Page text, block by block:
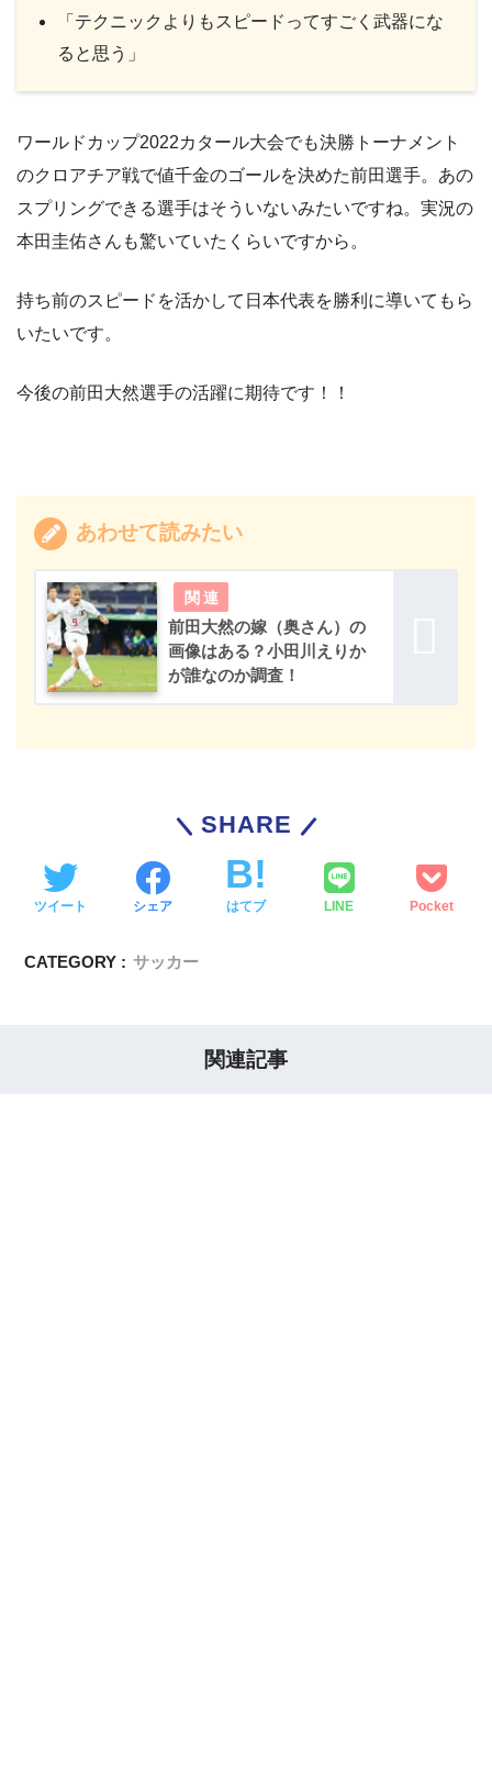
「テクニックよりもスピードってすごく武器にな
ると思う」
ワールドカップ2022カタール大会でも決勝トーナメント
のクロアチア戦で値千金のゴールを決めた前田選手。あの
スプリングできる選手はそういないみたいですね。実況の
本田圭佑さんも驚いていたくらいですから。
持ち前のスピードを活かして日本代表を勝利に導いてもら
いたいです。
今後の前田大然選手の活躍に期待です！！
あわせて読みたい
前田大然の嫁（奥さん）の
画像はある？小田川えりか
が誰なのか調査！
SHARE
ツイート シェア はてブ LINE Pocket
CATEGORY : サッカー
関連記事